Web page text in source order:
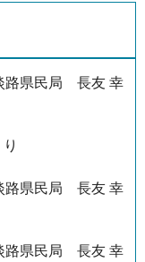
路県民局 長友 幸
路県民局 長友 幸
路県民局 長友 幸